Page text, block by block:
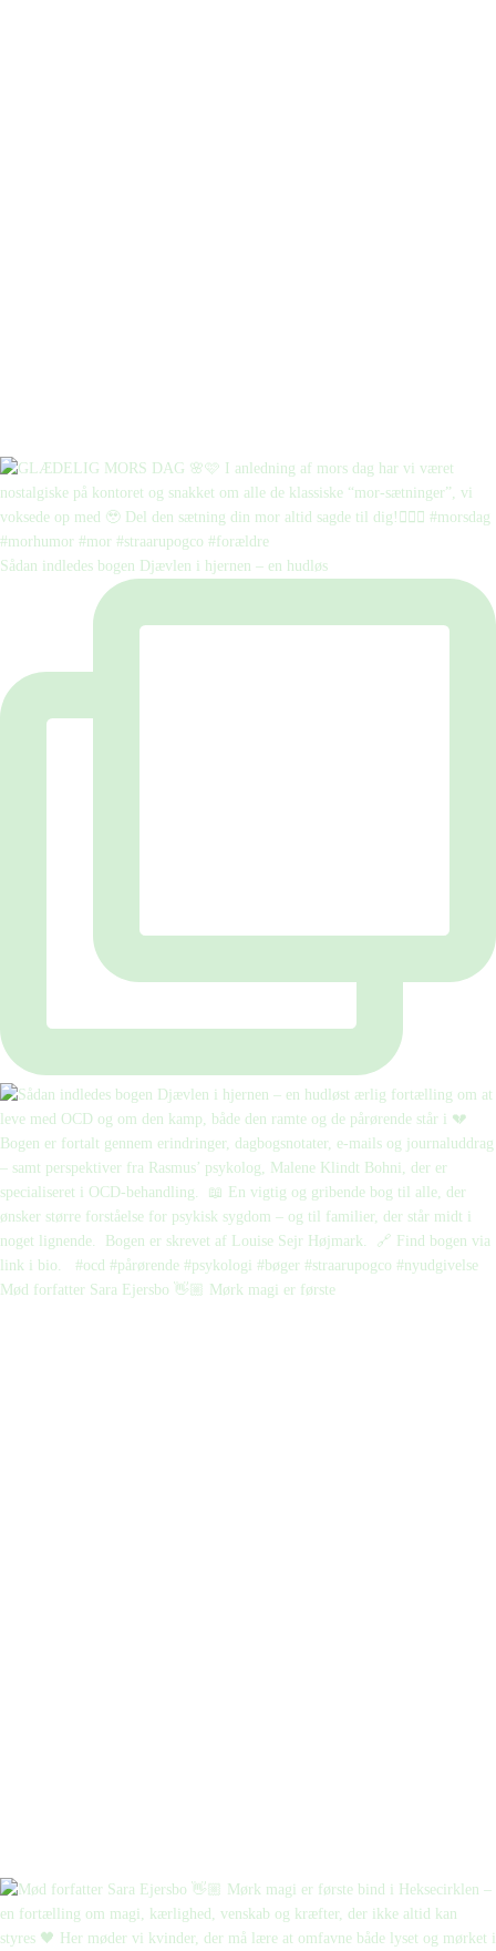
Sådan indledes bogen Djævlen i hjernen – en hudløs
Mød forfatter Sara Ejersbo 👋🏼 Mørk magi er første